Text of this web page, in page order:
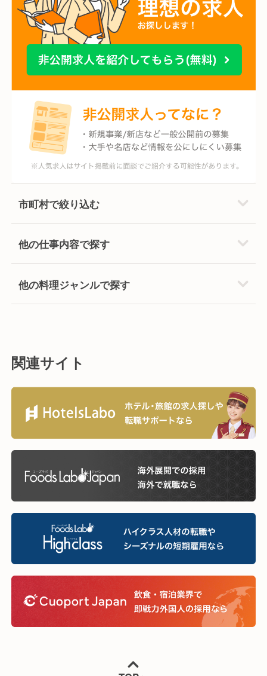
市町村で絞り込む
他の仕事内容で探す
他の料理ジャンルで探す
関連サイト